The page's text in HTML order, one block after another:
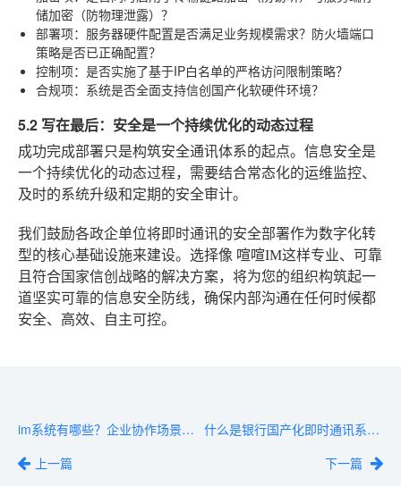
储加密（防物理泄露）？
部署项：服务器硬件配置是否满足业务规模需求？防火墙端口
策略是否已正确配置？
控制项：是否实施了基于IP白名单的严格访问限制策略？
合规项：系统是否全面支持信创国产化软硬件环境？
5.2 写在最后：安全是一个持续优化的动态过程
成功完成部署只是构筑安全通讯体系的起点。信息安全是
一个持续优化的动态过程，需要结合常态化的运维监控、
及时的系统升级和定期的安全审计。
我们鼓励各政企单位将即时通讯的安全部署作为数字化转
型的核心基础设施来建设。选择像 喧喧IM这样专业、可靠
且符合国家信创战略的解决方案，将为您的组织构筑起一
道坚实可靠的信息安全防线，确保内部沟通在任何时候都
安全、高效、自主可控。
im系统有哪些？企业协作场景下六款主流方案推荐
上一篇
什么是银行国产化即时通讯系统？与普通企业IM的三大关键差异
下一篇